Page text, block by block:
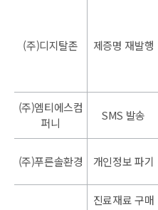
(주)디지탈존 제증명 재발행
(주)엠티에스컴
퍼니
SMS 발송
(주)푸른솔환경 개인정보 파기
진료재료 구매